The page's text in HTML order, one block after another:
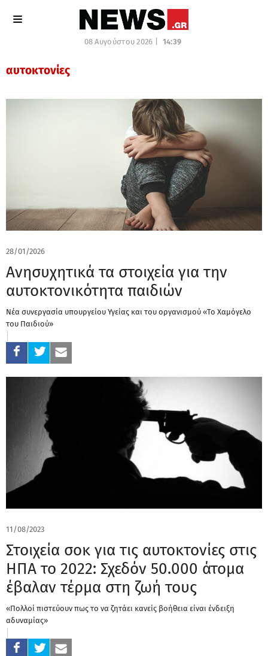
08 Αυγούστου 2026 | 14:39
αυτοκτονίες
28/01/2026
Ανησυχητικά τα στοιχεία για την
αυτοκτονικότητα παιδιών
Νέα συνεργασία υπουργείου Υγείας και του οργανισμού «Το Χαμόγελο
του Παιδιού»
11/08/2023
Στοιχεία σοκ για τις αυτοκτονίες στις
ΗΠΑ το 2022: Σχεδόν 50.000 άτομα
έβαλαν τέρμα στη ζωή τους
«Πολλοί πιστεύουν πως το να ζητάει κανείς βοήθεια είναι ένδειξη
αδυναμίας»